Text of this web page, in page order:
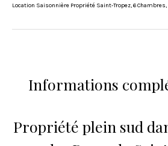
Location Saisonnière Propriété Saint-Tropez, 6
Informations
Propriété plein sud